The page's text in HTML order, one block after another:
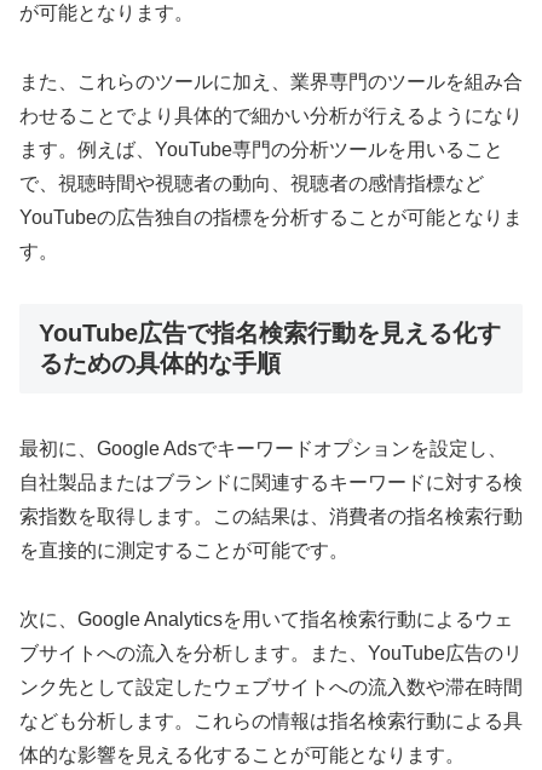
が可能となります。
また、これらのツールに加え、業界専門のツールを組み合
わせることでより具体的で細かい分析が行えるようになり
ます。例えば、YouTube専門の分析ツールを用いること
で、視聴時間や視聴者の動向、視聴者の感情指標など
YouTubeの広告独自の指標を分析することが可能となりま
す。
YouTube広告で指名検索行動を見える化す
るための具体的な手順
最初に、Google Adsでキーワードオプションを設定し、
自社製品またはブランドに関連するキーワードに対する検
索指数を取得します。この結果は、消費者の指名検索行動
を直接的に測定することが可能です。
次に、Google Analyticsを用いて指名検索行動によるウェ
ブサイトへの流入を分析します。また、YouTube広告のリ
ンク先として設定したウェブサイトへの流入数や滞在時間
なども分析します。これらの情報は指名検索行動による具
体的な影響を見える化することが可能となります。